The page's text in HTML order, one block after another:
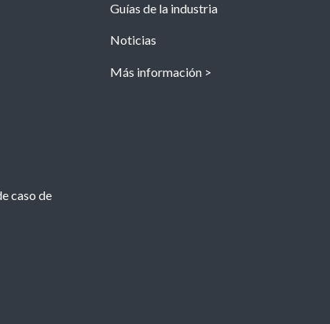
Guías de la industria
Noticias
Más información
caso de